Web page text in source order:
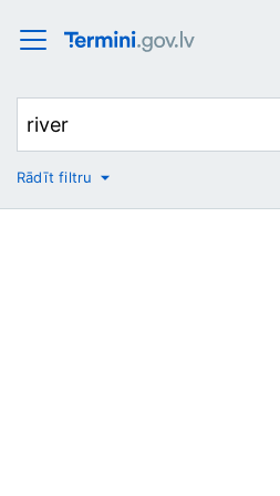
No
Rādīt filtru